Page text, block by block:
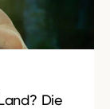
Die